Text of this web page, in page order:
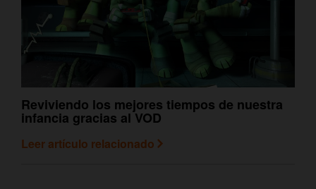
Reviviendo los mejores tiempos de nuestra
infancia gracias al VOD
Leer artículo relacionado